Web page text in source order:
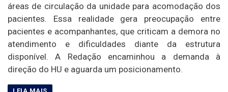
áreas de circulação da unidade para acomodação dos
pacientes. Essa realidade gera preocupação entre
pacientes e acompanhantes, que criticam a demora no
atendimento e dificuldades diante da estrutura
disponível. A Redação encaminhou a demanda à
direção do HU e aguarda um posicionamento.